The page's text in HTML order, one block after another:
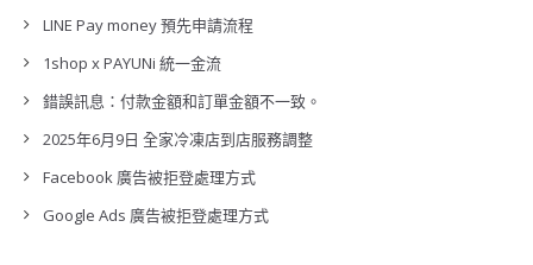
LINE Pay money 預先申請流程
1shop x PAYUNi 統一金流
錯誤訊息：付款金額和訂單金額不一致。
2025年6月9日 全家冷凍店到店服務調整
Facebook 廣告被拒登處理方式
Google Ads 廣告被拒登處理方式